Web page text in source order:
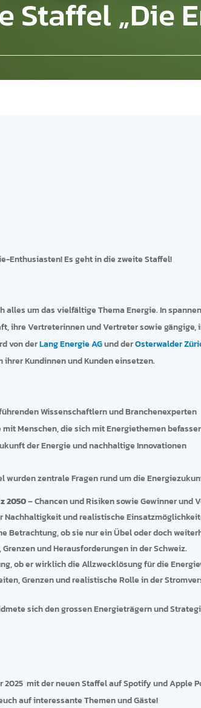
Staffel „Die
Enthusiasten! Es geht in die zweite Staffel!
alles um das vielfältige Thema Energie. In
ihre Vertreterinnen und Vertreter sowie
von derLang Energie AGund derOsterwalder
Kundinnen und Kunden einsetzen.
Wissenschaftlern und Branchenexperten
Menschen, die sich mit Energiethemen
der Energie und nachhaltige Innovationen
wurden zentrale Fragen rund um die
2050– Chancen und Risiken sowie Gewinner und
Nachhaltigkeit und realistische
Betrachtung, ob sie nur ein Übel oder doch
und Herausforderungen in der Schweiz.
ob er wirklich die Allzwecklösung für die
Grenzen und realistische Rolle in der
sich den grossen Energieträgern und
2025 mit der neuen Staffel auf Spotify und Apple
auf interessante Themen und Gäste!